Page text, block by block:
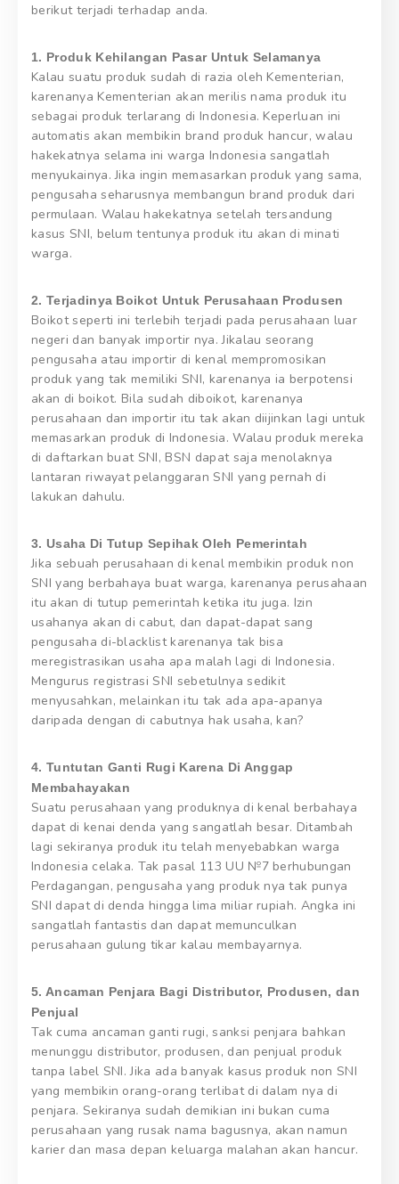
berikut terjadi terhadap anda.
1. Produk Kehilangan Pasar Untuk Selamanya
Kalau suatu produk sudah di razia oleh Kementerian,
karenanya Kementerian akan merilis nama produk itu
sebagai produk terlarang di Indonesia. Keperluan ini
automatis akan membikin brand produk hancur, walau
hakekatnya selama ini warga Indonesia sangatlah
menyukainya. Jika ingin memasarkan produk yang sama,
pengusaha seharusnya membangun brand produk dari
permulaan. Walau hakekatnya setelah tersandung
kasus SNI, belum tentunya produk itu akan di minati
warga.
2. Terjadinya Boikot Untuk Perusahaan Produsen
Boikot seperti ini terlebih terjadi pada perusahaan luar
negeri dan banyak importir nya. Jikalau seorang
pengusaha atau importir di kenal mempromosikan
produk yang tak memiliki SNI, karenanya ia berpotensi
akan di boikot. Bila sudah diboikot, karenanya
perusahaan dan importir itu tak akan diijinkan lagi untuk
memasarkan produk di Indonesia. Walau produk mereka
di daftarkan buat SNI, BSN dapat saja menolaknya
lantaran riwayat pelanggaran SNI yang pernah di
lakukan dahulu.
3. Usaha Di Tutup Sepihak Oleh Pemerintah
Jika sebuah perusahaan di kenal membikin produk non
SNI yang berbahaya buat warga, karenanya perusahaan
itu akan di tutup pemerintah ketika itu juga. Izin
usahanya akan di cabut, dan dapat-dapat sang
pengusaha di-blacklist karenanya tak bisa
meregistrasikan usaha apa malah lagi di Indonesia.
Mengurus registrasi SNI sebetulnya sedikit
menyusahkan, melainkan itu tak ada apa-apanya
daripada dengan di cabutnya hak usaha, kan?
4. Tuntutan Ganti Rugi Karena Di Anggap
Membahayakan
Suatu perusahaan yang produknya di kenal berbahaya
dapat di kenai denda yang sangatlah besar. Ditambah
lagi sekiranya produk itu telah menyebabkan warga
Indonesia celaka. Tak pasal 113 UU №7 berhubungan
Perdagangan, pengusaha yang produk nya tak punya
SNI dapat di denda hingga lima miliar rupiah. Angka ini
sangatlah fantastis dan dapat memunculkan
perusahaan gulung tikar kalau membayarnya.
5. Ancaman Penjara Bagi Distributor, Produsen, dan
Penjual
Tak cuma ancaman ganti rugi, sanksi penjara bahkan
menunggu distributor, produsen, dan penjual produk
tanpa label SNI. Jika ada banyak kasus produk non SNI
yang membikin orang-orang terlibat di dalam nya di
penjara. Sekiranya sudah demikian ini bukan cuma
perusahaan yang rusak nama bagusnya, akan namun
karier dan masa depan keluarga malahan akan hancur.